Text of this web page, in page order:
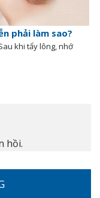
phải làm sao?
khi tẩy lông, nhớ
hồi.